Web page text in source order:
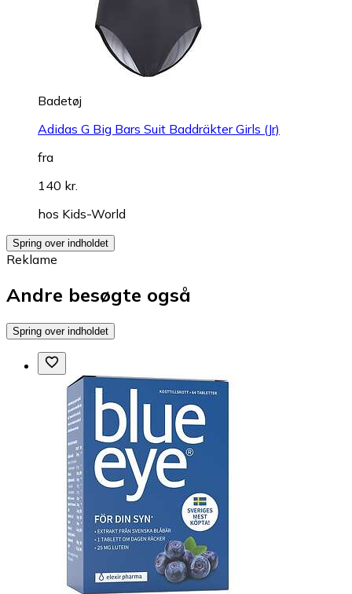
Badetøj
Adidas G Big Bars Suit Baddräkter Girls (Jr)
fra
140 kr.
hos Kids-World
Spring over indholdet
Reklame
Andre besøgte også
Spring over indholdet